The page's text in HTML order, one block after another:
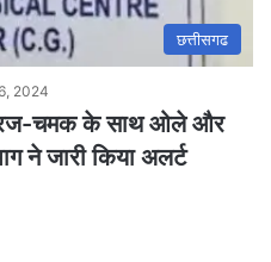
छत्तीसगढ
2024
चमक के साथ ओले और
ने जारी किया अलर्ट